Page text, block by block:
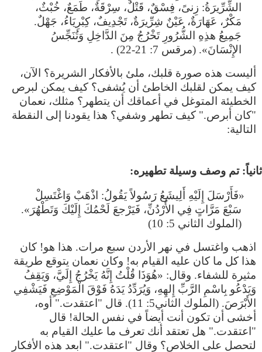
الشِّرِّيرَةُ: زِنىً، فِسْقٌ، قَتْلٌ، سِرْقَةٌ، طَمَعٌ، خُبْثٌ،
مَكْرٌ، عَهَارَةٌ، عَيْنٌ شِرِّيرَةٌ، تَجْدِيفٌ، كِبْرِيَاءُ، جَهْلٌ.
جَمِيعُ هذِهِ الشُّرُورِ تَخْرُجُ مِنَ الدَّاخِلِ وَتُنَجِّسُ
الإِنْسَانَ». (مرقس 7: 21-22) .
أليست هذه صورة قلبك، ملئ بالأفكار الشريرة؟ الآن،
كيف يمكن لقلبك الخاطئ أن يُشفى؟ كيف يمكن لبرص
الخطيئة المتوغل في أعماقك أن يتطهر؟ مثلك، نعمان
"كان أبرص." كيف تطهر وشفي؟ هذا يقودنا إلى النقطة
التالية:
«فَأَرْسَلَ إِلَيْهِ أَلِيشَعُ رَسُولاً يَقُولُ: اذْهَبْ وَاغْتَسِلْ
سَبْعَ مَرَّاتٍ فِي الأُرْدُنِّ، فَيَرْجعَ لَحْمُكَ إِلَيْكَ وَتَطْهُرَ».
(الملوك الثاني 5: 10)
اذهب واغتسل في نهر الأردن سبع مرات. هذا هو! كان
هذا كل ما كان عليه القيام به! وكان نعمان يتوقع طريقة
مثيرة للشفاء. وقال: «هُوَذَا قُلْتُ إِنَّهُ يَخْرُجُ إِلَيَّ، وَيَقِفُ
وَيَدْعُو بِاسْمِ الرَّبِّ إِلهِهِ، وَيُرَدِّدُ يَدَهُ فَوْقَ الْمَوْضِعِ فَيَشْفِي
الأَبْرَصَ. (الملوك الثاني5: 11). قال "اعتقدت." أوه،
أخشى أن تكون أنت أيضاً في نفس الحالة! قال
"اعتقدت." هل تعتقد أنك تعرف ما عليك القيام به
لتحصل على الخلاص؟ وقال "اعتقدت." ابعد هذه الأفكار